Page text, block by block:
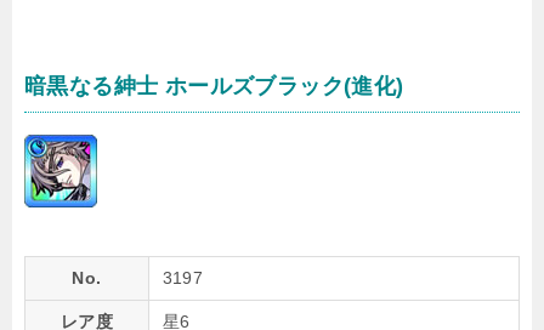
暗黒なる紳士 ホールズブラック(進化)
No. 3197
レア度 星6